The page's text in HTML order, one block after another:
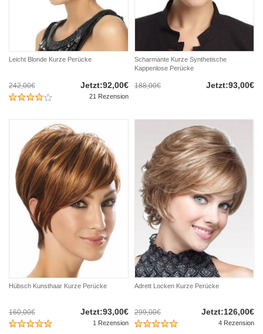
Leicht Blonde Kurze Perücke
242,00€ Jetzt:92,00€
21 Rezension
Scharmante Kurze Synthetische
Kappenlose Perücke
188,00€ Jetzt:93,00€
Hübsch Kunsthaar Kurze Perücke
160,00€ Jetzt:93,00€
1 Rezension
Adrett Locken Kurze Perücke
299,00€ Jetzt:126,00€
4 Rezension